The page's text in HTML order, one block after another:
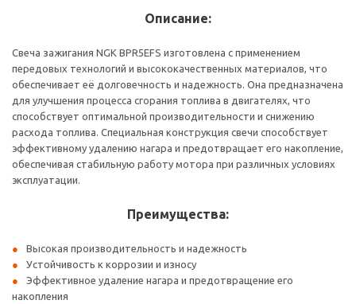
Описание:
Свеча зажигания NGK BPR5EFS изготовлена с применением
передовых технологий и высококачественных материалов, что
обеспечивает её долговечность и надежность. Она предназначена
для улучшения процесса сгорания топлива в двигателях, что
способствует оптимальной производительности и снижению
расхода топлива. Специальная конструкция свечи способствует
эффективному удалению нагара и предотвращает его накопление,
обеспечивая стабильную работу мотора при различных условиях
эксплуатации.
Преимущества:
Высокая производительность и надежность
Устойчивость к коррозии и износу
Эффективное удаление нагара и предотвращение его
накопления